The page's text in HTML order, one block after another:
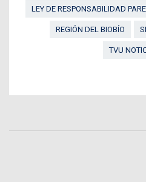
LEY DE RESPONSABILIDAD
REGIÓN DEL BIOBÍO
TVU